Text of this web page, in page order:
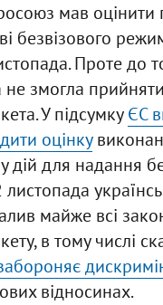
мав оцінити
безвізового
Проте до
змогла
У підсумкуЄС
оцінку
дій для надання
майже всі
в тому числі
відносинах.